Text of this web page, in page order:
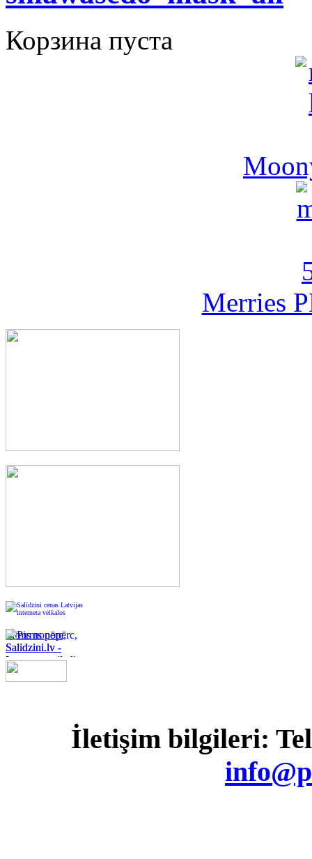
Корзина пуста
Merries
Pirms nopērc,
Salidzini.lv -
Interneta veikali,
Kuponi, OCTA
kalkulators,
İletişim bilgileri: